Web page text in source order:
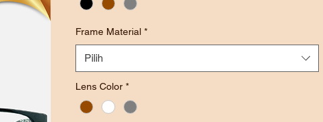
Frame Material *
Pilih
Lens Color *